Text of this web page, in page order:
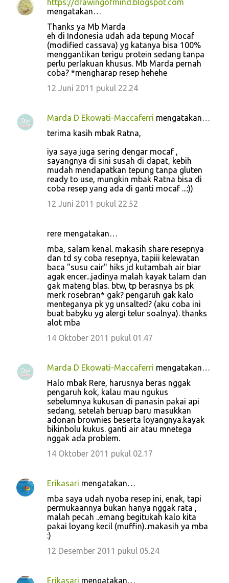
https://drawingofmind.blogspot.com
mengatakan…
Thanks ya Mb Marda
eh di Indonesia udah ada tepung Mocaf
(modified cassava) yg katanya bisa 100%
menggantikan terigu protein sedang tanpa
perlu perlakuan khusus. Mb Marda pernah
coba? *mengharap resep hehehe
12 Juni 2011 pukul 22.24
Marda D Ekowati-Maccaferri mengatakan…
terima kasih mbak Ratna,
iya saya juga sering dengar mocaf ,
sayangnya di sini susah di dapat, kebih
mudah mendapatkan tepung tanpa gluten
ready to use, mungkin mbak Ratna bisa di
coba resep yang ada di ganti mocaf ...:))
12 Juni 2011 pukul 22.52
rere mengatakan…
mba, salam kenal. makasih share resepnya
dan td sy coba resepnya, tapiii kelewatan
baca "susu cair" hiks jd kutambah air biar
agak encer...jadinya malah kayak talam dan
gak mateng blas. btw, tp berasnya bs pk
merk rosebran* gak? pengaruh gak kalo
menteganya pk yg unsalted? (aku coba ini
buat babyku yg alergi telur soalnya). thanks
alot mba
14 Oktober 2011 pukul 01.47
Marda D Ekowati-Maccaferri mengatakan…
Halo mbak Rere, harusnya beras nggak
pengaruh kok, kalau mau ngukus
sebelumnya kukusan di panasin pakai api
sedang, setelah beruap baru masukkan
adonan brownies beserta loyangnya.kayak
bikinbolu kukus. ganti air atau mnetega
nggak ada problem.
14 Oktober 2011 pukul 02.17
Erikasari mengatakan…
mba saya udah nyoba resep ini, enak, tapi
permukaannya bukan hanya nggak rata ,
malah pecah ..emang begitukah kalo kita
pakai loyang kecil (muffin)..makasih ya mba
:)
12 Desember 2011 pukul 05.24
Erikasari mengatakan…